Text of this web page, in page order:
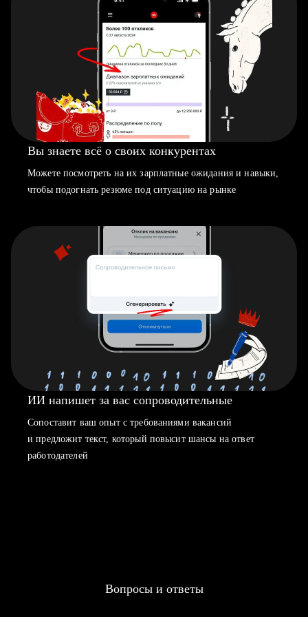
Вы знаете всё о своих конкурентах
Можете посмотреть на их зарплатные ожидания и навыки,
чтобы подогнать резюме под ситуацию на рынке
ИИ напишет за вас сопроводительные
Сопоставит ваш опыт с требованиями вакансий
и предложит текст, который повысит шансы на ответ
работодателей
Вопросы и ответы